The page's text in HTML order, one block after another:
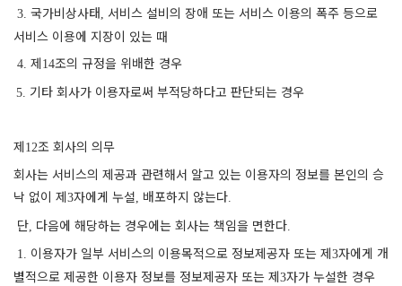
3. 국가비상사태 서비스 설비의 장애 또는 서비스 이용의 폭주 등으로
서비스 이용에 지장이 있는 때
4. 제 14조의 규정을 위배한 경우
5. 기타 회사가 이용자로써 부적당하다고 판단되는 경우
제 12조 회사의 의무
회사는 서비스의 제공과 관련해서 알고 있는 이용자의 정보를 본인의 승
낙 없이 제3자에게 누설, 배포하지 않는다.
단 다음에 해당하는 경우에는 회사는 책임을 면한다
1. 이용자가 일부 서비스의 이용목적으로 정보제공자 또는 제3자에게 개
별적으로 제공한 이용자 정보를 정보제공자 또는 제3자가 누설한 경우